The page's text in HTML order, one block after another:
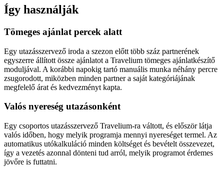
Így használják
Tömeges ajánlat percek alatt
Egy utazásszervező iroda a szezon előtt több száz partnerének
egyszerre állított össze ajánlatot a Travelium tömeges ajánlatkészítő
moduljával. A korábbi napokig tartó manuális munka néhány percre
zsugorodott, miközben minden partner a saját kategóriájának
megfelelő árat és kedvezményt kapta.
Valós nyereség utazásonként
Egy csoportos utazásszervező Travelium-ra váltott, és először látja
valós időben, hogy melyik programja mennyi nyereséget termel. Az
automatikus utókalkuláció minden költséget és bevételt összevezet,
így a vezetés azonnal dönteni tud arról, melyik programot érdemes
jövőre is futtatni.